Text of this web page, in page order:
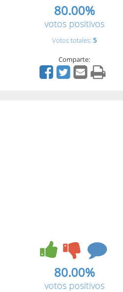
80.00%
votos positivos
Votos totales: 5
Comparte:
80.00%
votos positivos